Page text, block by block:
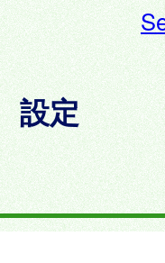
設定